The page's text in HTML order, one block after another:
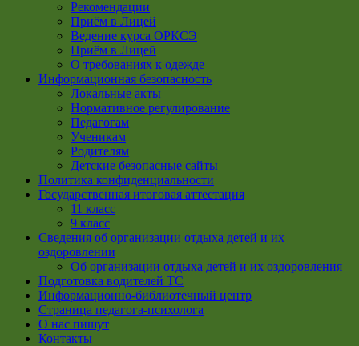
Рекомендации
Приём в Лицей
Ведение курса ОРКСЭ
Приём в Лицей
О требованиях к одежде
Информационная безопасность
Локальные акты
Нормативное регулирование
Педагогам
Ученикам
Родителям
Детские безопасные сайты
Политика конфиденциальности
Государственная итоговая аттестация
11 класс
9 класс
Сведения об организации отдыха детей и их
оздоровлении
Об организации отдыха детей и их оздоровления
Подготовка водителей ТС
Информационно-библиотечный центр
Страница педагога-психолога
О нас пишут
Контакты